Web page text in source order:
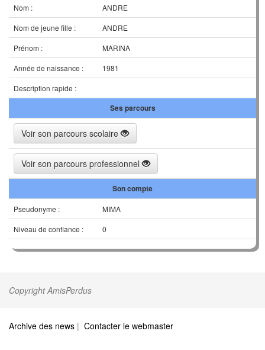
Nom :
ANDRE
Nom de jeune fille :
ANDRE
Prénom :
MARINA
Année de naissance :
1981
Description rapide :
Ses parcours
Voir son parcours scolaire
Voir son parcours professionnel
Son compte
Pseudonyme :
MIMA
Niveau de confiance :
0
Copyright AmisPerdus
Archive des news | Contacter le webmaster